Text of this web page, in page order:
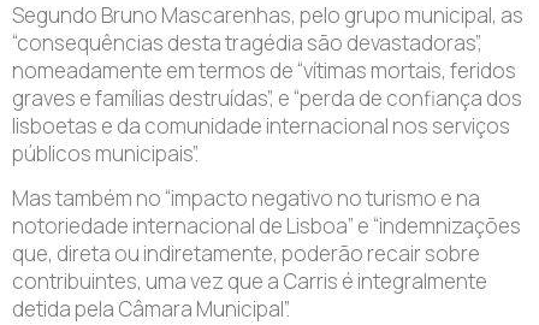
Segundo Bruno Mascarenhas, pelo grupo municipal, as
“consequências desta tragédia são devastadoras”,
nomeadamente em termos de “vítimas mortais, feridos
graves e famílias destruídas”, e “perda de confiança dos
lisboetas e da comunidade internacional nos serviços
públicos municipais”.
Mas também no “impacto negativo no turismo e na
notoriedade internacional de Lisboa” e “indemnizações
que, direta ou indiretamente, poderão recair sobre
contribuintes, uma vez que a Carris é integralmente
detida pela Câmara Municipal”.